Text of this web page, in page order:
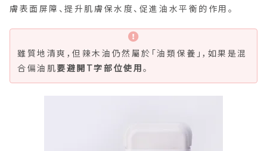
膚表面屏障、提升肌膚保水度、促進油水平衡的作用。
雖質地清爽，但辣木油仍然屬於「油類保養」，如果是混
合偏油肌要避開T字部位使用。